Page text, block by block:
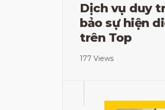
Dịch vụ duy
bảo sự hiện
trên Top
177 Views